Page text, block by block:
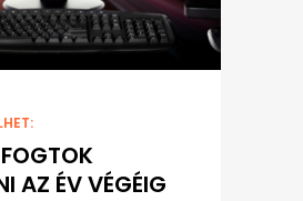
FOGTOK
AZ ÉV VÉGÉIG